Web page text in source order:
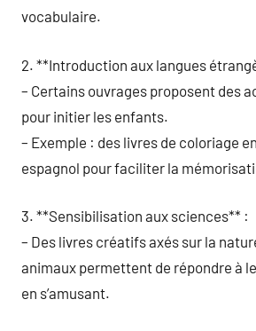
vocabulaire.
2. **Introduction aux langues
– Certains ouvrages proposent des
pour initier les enfants.
– Exemple : des livres de coloriage
espagnol pour faciliter la
3. **Sensibilisation aux sciences** :
– Des livres créatifs axés sur la
animaux permettent de répondre à
en s’amusant.